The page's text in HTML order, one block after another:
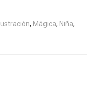
Ilustración, Mágica, Niña,